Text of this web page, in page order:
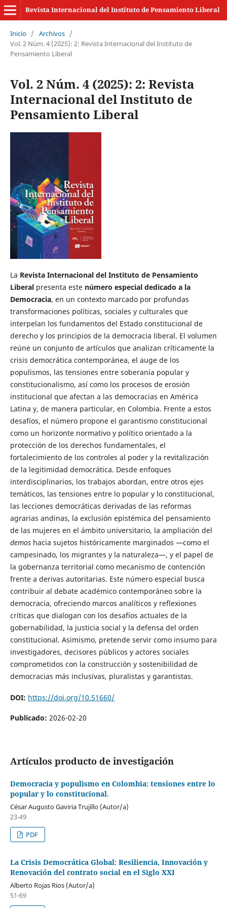
Revista Internacional del Instituto de Pensamiento Liberal
Inicio / Archivos /
Vol. 2 Núm. 4 (2025): 2: Revista Internacional del Instituto de
Pensamiento Liberal
Vol. 2 Núm. 4 (2025): 2: Revista
Internacional del Instituto de
Pensamiento Liberal
La Revista Internacional del Instituto de Pensamiento
Liberalpresenta este número especial dedicado a la
Democracia, en un contexto marcado por profundas
transformaciones políticas, sociales y culturales que
interpelan los fundamentos del Estado constitucional de
derecho y los principios de la democracia liberal. El volumen
reúne un conjunto de artículos que analizan críticamente la
crisis democrática contemporánea, el auge de los
populismos, las tensiones entre soberanía popular y
constitucionalismo, así como los procesos de erosión
institucional que afectan a las democracias en América
Latina y, de manera particular, en Colombia. Frente a estos
desafíos, el número propone el garantismo constitucional
como un horizonte normativo y político orientado a la
protección de los derechos fundamentales, el
fortalecimiento de los controles al poder y la revitalización
de la legitimidad democrática. Desde enfoques
interdisciplinarios, los trabajos abordan, entre otros ejes
temáticos, las tensiones entre lo popular y lo constitucional,
las lecciones democráticas derivadas de las reformas
agrarias andinas, la exclusión epistémica del pensamiento
de las mujeres en el ámbito universitario, la ampliación del
demoshacia sujetos históricamente marginados —como el
campesinado, los migrantes y la naturaleza—, y el papel de
la gobernanza territorial como mecanismo de contención
frente a derivas autoritarias. Este número especial busca
contribuir al debate académico contemporáneo sobre la
democracia, ofreciendo marcos analíticos y reflexiones
críticas que dialogan con los desafíos actuales de la
gobernabilidad, la justicia social y la defensa del orden
constitucional. Asimismo, pretende servir como insumo para
investigadores, decisores públicos y actores sociales
comprometidos con la construcción y sostenibilidad de
democracias más inclusivas, pluralistas y garantistas.
DOI: https://doi.org/10.51660/
Publicado: 2026-02-20
Artículos producto de investigación
Democracia y populismo en Colombia: tensiones entre lo
popular y lo constitucional.
César Augusto Gaviria Trujillo (Autor/a)
23-49
PDF
La Crisis Democrática Global: Resiliencia, Innovación y
Renovación del contrato social en el Siglo XXI
Alberto Rojas Rios (Autor/a)
51-69